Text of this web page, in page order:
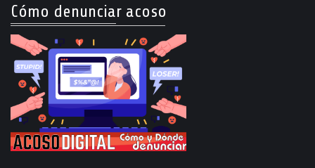
Cómo denunciar acoso